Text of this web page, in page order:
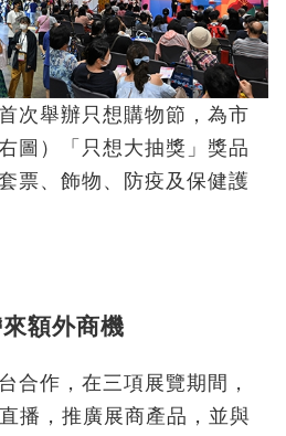
次舉辦只想購物節，為市
圖）「只想大抽獎」獎品
票、飾物、防疫及保健護
額外商機
合作，在三項展覽期間，
播，推廣展商產品，並與